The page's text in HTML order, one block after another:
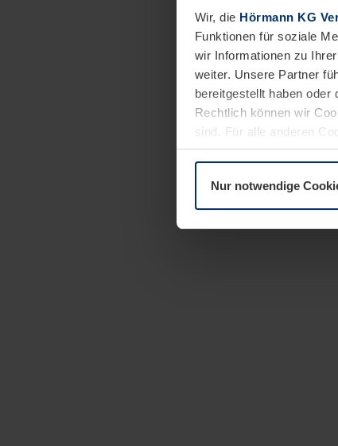
Wir, die Hörmann KG
Funktionen für soziale
wir Informationen zu
weiter. Unsere Partner
bereitgestellt haben oder
Rechtlich können wir
sind. Für alle anderen
Erläuterung auf der Seite
Nur notwendige